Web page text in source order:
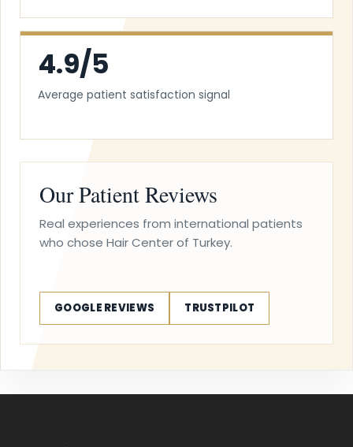
4.9/5
Average patient satisfaction signal
Our Patient Reviews
Real experiences from international patients
who chose Hair Center of Turkey.
GOOGLE REVIEWS TRUSTPILOT